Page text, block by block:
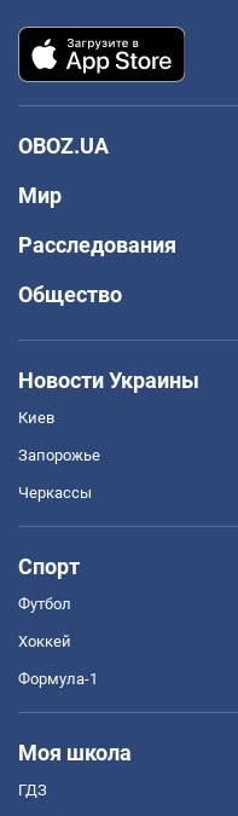
OBOZ.UA
Мир
Расследования
Общество
Новости Украины
Киев
Запорожье
Черкассы
Спорт
Футбол
Хоккей
Формула-1
Моя школа
ГДЗ